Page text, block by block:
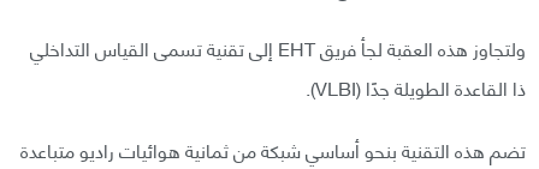
ولتجاوز هذه العقبة لجأ فريق EHT إلى تقنية تسمى القياس التداخلي
ذا القاعدة الطويلة جدًا (VLBI).
تضم هذه التقنية بنحو أساسي شبكة من ثمانية هوائيات راديو متباعدة